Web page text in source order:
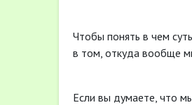
Чтобы понять в чем
в том, откуда вообще
Если вы думаете, что